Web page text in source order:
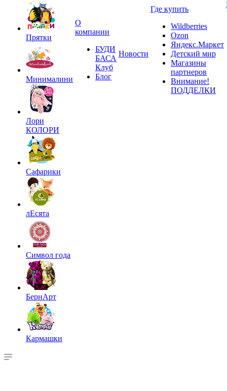
Прятки
Минималини
Лори
КОЛОРИ
Сафарики
лЕсята
Символ года
БернАрт
Кармашки
О
компании
БУДИ
БАСА
Клуб
Блог
Новости
Где купить
Wildberries
Ozon
Яндекс.Маркет
Детский мир
Магазины
партнеров
Внимание!
ПОДДЕЛКИ